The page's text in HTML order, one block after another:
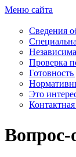
Меню сайта
Сведения
Проверка
Это
Вопрос-